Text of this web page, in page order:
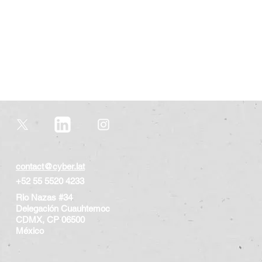
contact@cyber.lat
+52 55 5520 4233
Rio Nazas #34
Delegación Cuauhtemoc
CDMX, CP 06500
​México